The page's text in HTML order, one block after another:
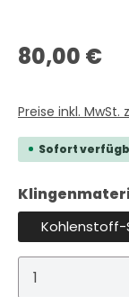
Regulärer Preis:
80,00 €
Preise inkl. MwSt.
Sofort
Kohlenstoff-
Produkt